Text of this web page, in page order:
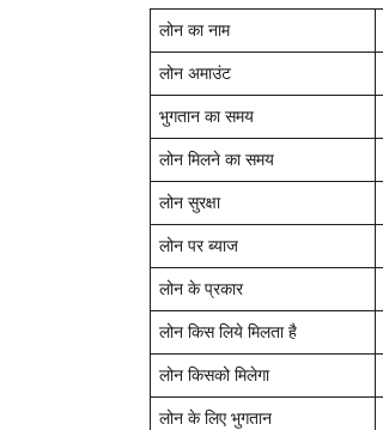
लोन का नाम
लोन अमाउंट
भुगतान का समय
लोन मिलने का समय
लोन सुरक्षा
लोन पर ब्याज
लोन के प्रकार
लोन किस लिये मिलता है
लोन किसको मिलेगा
लोन के लिए भुगतान